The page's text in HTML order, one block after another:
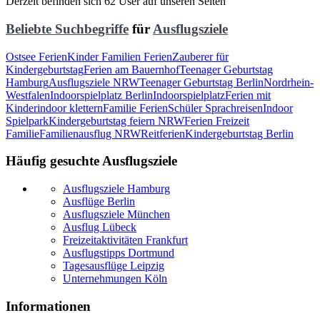
Beliebte Suchbegriffe für Ausflugsziele
Ostsee FerienKinder Familien FerienZauberer für
KindergeburtstagFerien am BauernhofTeenager Geburtstag
HamburgAusflugsziele NRWTeenager Geburtstag BerlinNordrhein-
WestfalenIndoorspielplatz BerlinIndoorspielplatzFerien mit
Kinderindoor kletternFamilie FerienSchüler SprachreisenIndoor
SpielparkKindergeburtstag feiern NRWFerien Freizeit
FamilieFamilienausflug NRWReitferienKindergeburtstag Berlin
Häufig gesuchte Ausflugsziele
Ausflugsziele Hamburg
Ausflüge Berlin
Ausflugsziele München
Ausflug Lübeck
Freizeitaktivitäten Frankfurt
Ausflugstipps Dortmund
Tagesausflüge Leipzig
Unternehmungen Köln
Informationen